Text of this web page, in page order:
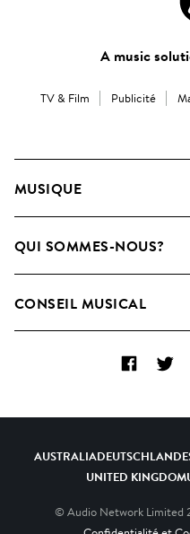
A music
TV & Film Publicité
MUSIQUE
Rechercher
QUI SOMMES-NOUS?
Comment nous utilisons l’IA
CONSEIL MUSICAL
Facebook
AUSTRALIADEUTSCHLAND
UNITED KINGDOM
© Audio Network Limited